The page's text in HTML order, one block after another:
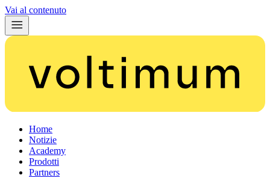
Vai al contenuto
Home
Notizie
Academy
Prodotti
Partners